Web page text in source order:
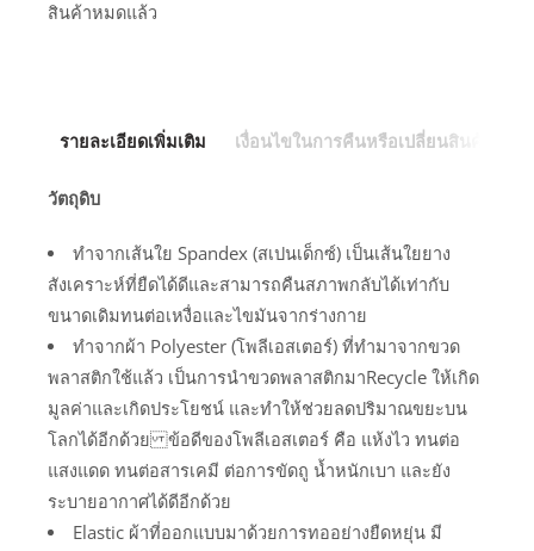
สินค้าหมดแล้ว
รายละเอียดเพิ่มเติม เงื่อนไขในการคืนหรือเปลี่ยนสินค้า
วัตถุดิบ
ทำจากเส้นใย Spandex (สเปนเด็กซ์) เป็นเส้นใยยาง
สังเคราะห์ที่ยืดได้ดีและสามารถคืนสภาพกลับได้เท่ากับ
ขนาดเดิมทนต่อเหงื่อและไขมันจากร่างกาย
ทำจากผ้า Polyester (โพลีเอสเตอร์) ที่ทำมาจากขวด
พลาสติกใช้แล้ว เป็นการนำขวดพลาสติกมาRecycle ให้เกิด
มูลค่าและเกิดประโยชน์ และทำให้ช่วยลดปริมาณขยะบน
โลกได้อีกด้วย ข้อดีของโพลีเอสเตอร์ คือ แห้งไว ทนต่อ
แสงแดด ทนต่อสารเคมี ต่อการขัดถู น้ำหนักเบา และยัง
ระบายอากาศได้ดีอีกด้วย
Elastic ผ้าที่ออกแบบมาด้วยการทออย่างยืดหยุ่น มี